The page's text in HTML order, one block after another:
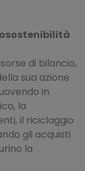
di bilancio,
sua azione
in
la
il riciclaggio
gli acquisti
la